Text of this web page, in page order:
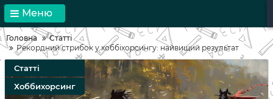
Меню
Головна
Статті
Рекордний стрибок у хоббіхорсингу: найвищий результат
Статті
Хоббихорсинг